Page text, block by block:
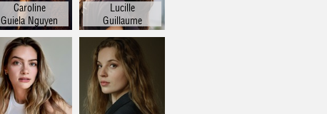
Caroline
Guiela Nguyen
Lucille
Guillaume